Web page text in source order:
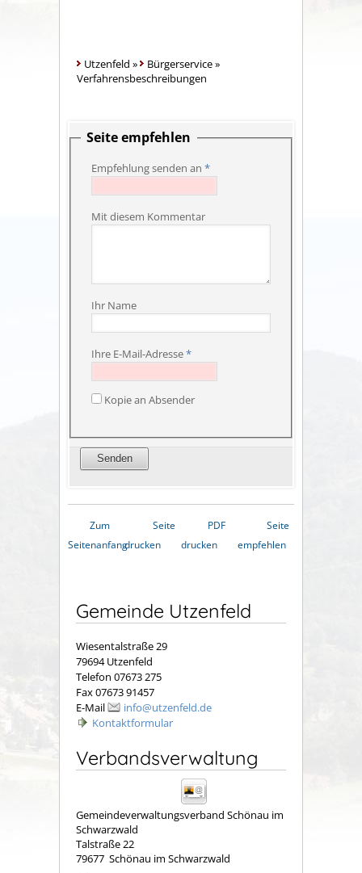
Utzenfeld » Bürgerservice»
Verfahrensbeschreibungen
Seite empfehlen
Empfehlung senden an *
Mit diesem Kommentar
Ihr Name
Ihre E-Mail-Adresse*
Kopie an Absender
Zum
Seitenanfang
Seite
drucken
PDF
drucken
Seite
empfehlen
Gemeinde Utzenfeld
Wiesentalstraße 29
79694 Utzenfeld
Telefon 07673 275
Fax 07673 91457
E-Mail
info@utzenfeld.de
Kontaktformular
Verbandsverwaltung
Gemeindeverwaltungsverband Schönau im
Schwarzwald
Talstraße 22
79677 Schönau im Schwarzwald